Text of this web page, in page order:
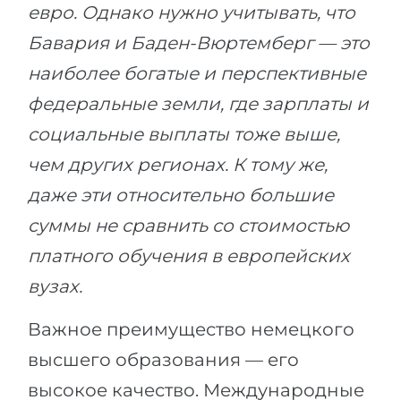
евро. Однако нужно учитывать, что
Бавария и Баден-Вюртемберг — это
наиболее богатые и перспективные
федеральные земли, где зарплаты и
социальные выплаты тоже выше,
чем других регионах. К тому же,
даже эти относительно большие
суммы не сравнить со стоимостью
платного обучения в европейских
вузах.
Важное преимущество немецкого
высшего образования — его
высокое качество. Международные